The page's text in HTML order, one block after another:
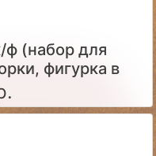
(набор для
фигурка в